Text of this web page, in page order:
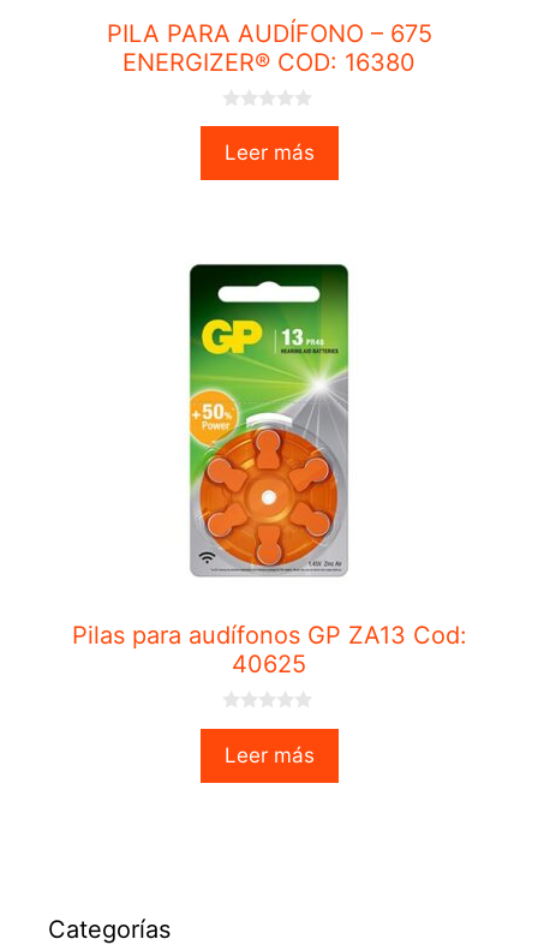
PILA PARA AUDÍFONO – 675
ENERGIZER® COD: 16380
0
u
Leer más
Pilas para audífonos GP ZA13 Cod:
40625
0
u
Leer más
Categorías